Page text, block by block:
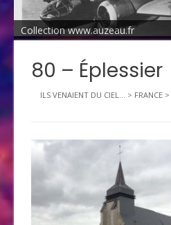
Collection www.auzeau.fr
80 – Éplessier
ILS VENAIENT DU CIEL... > FRANCE >